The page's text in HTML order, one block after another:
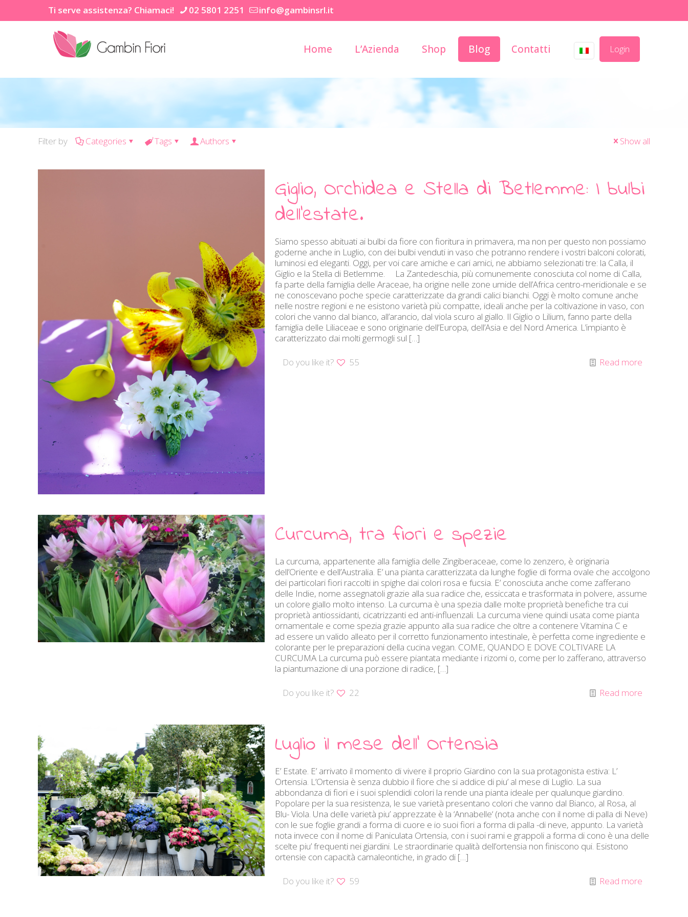
Ti serve assistenza? Chiamaci! 02 5801 2251 info@gambinsrl.it
Home L’Azienda Shop Blog Contatti Login
Filter by Categories Tags Authors Show all
Giglio, Orchidea e Stella di Betlemme: I bulbi
dell’estate.
Siamo spesso abituati ai bulbi da fiore con fioritura in primavera, ma non per questo non possiamo
goderne anche in Luglio, con dei bulbi venduti in vaso che potranno rendere i vostri balconi colorati,
luminosi ed eleganti. Oggi, per voi care amiche e cari amici, ne abbiamo selezionati tre: la Calla, il
Giglio e la Stella di Betlemme. La Zantedeschia, più comunemente conosciuta col nome di Calla,
fa parte della famiglia delle Araceae, ha origine nelle zone umide dell’Africa centro-meridionale e se
ne conoscevano poche specie caratterizzate da grandi calici bianchi. Oggi è molto comune anche
nelle nostre regioni e ne esistono varietà più compatte, ideali anche per la coltivazione in vaso, con
colori che vanno dal bianco, all’arancio, dal viola scuro al giallo. Il Giglio o Lilium, fanno parte della
famiglia delle Liliaceae e sono originarie dell’Europa, dell’Asia e del Nord America. L’impianto è
caratterizzato dai molti germogli sul […]
Do you like it? 55 Read more
Curcuma, tra fiori e spezie
La curcuma, appartenente alla famiglia delle Zingiberaceae, come lo zenzero, è originaria
dell’Oriente e dell’Australia. E’ una pianta caratterizzata da lunghe foglie di forma ovale che accolgono
dei particolari fiori raccolti in spighe dai colori rosa e fucsia. E’ conosciuta anche come zafferano
delle Indie, nome assegnatoli grazie alla sua radice che, essiccata e trasformata in polvere, assume
un colore giallo molto intenso. La curcuma è una spezia dalle molte proprietà benefiche tra cui
proprietà antiossidanti, cicatrizzanti ed anti-influenzali. La curcuma viene quindi usata come pianta
ornamentale e come spezia grazie appunto alla sua radice che oltre a contenere Vitamina C e
ad essere un valido alleato per il corretto funzionamento intestinale, è perfetta come ingrediente e
colorante per le preparazioni della cucina vegan. COME, QUANDO E DOVE COLTIVARE LA
CURCUMA La curcuma può essere piantata mediante i rizomi o, come per lo zafferano, attraverso
la piantumazione di una porzione di radice, […]
Do you like it? 22 Read more
Luglio il mese dell’ Ortensia
E’ Estate. E’ arrivato il momento di vivere il proprio Giardino con la sua protagonista estiva: L’
Ortensia. L’Ortensia è senza dubbio il fiore che si addice di piu’ al mese di Luglio. La sua
abbondanza di fiori e i suoi splendidi colori la rende una pianta ideale per qualunque giardino.
Popolare per la sua resistenza, le sue varietà presentano colori che vanno dal Bianco, al Rosa, al
Blu- Viola. Una delle varietà piu’ apprezzate è la ‘Annabelle‘ (nota anche con il nome di palla di Neve)
con le sue foglie grandi a forma di cuore e io suoi fiori a forma di palla -di neve, appunto. La varietà
nota invece con il nome di Paniculata Ortensia, con i suoi rami e grappoli a forma di cono è una delle
scelte piu’ frequenti nei giardini. Le straordinarie qualità dell’ortensia non finiscono qui. Esistono
ortensie con capacità camaleontiche, in grado di[…]
Do you like it? 59 Read more